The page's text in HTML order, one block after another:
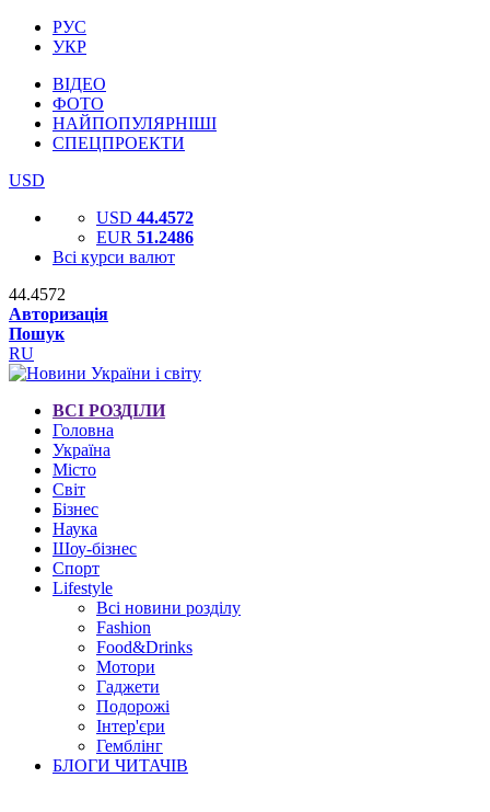
РУС
УКР
ВІДЕО
ФОТО
НАЙПОПУЛЯРНІШІ
СПЕЦПРОЕКТИ
USD
USD 44.4572
EUR 51.2486
Всі курси валют
44.4572
Авторизація
Пошук
RU
ВСІ РОЗДІЛИ
Головна
Україна
Місто
Світ
Бізнес
Наука
Шоу-бізнес
Спорт
Lifestyle
Всі новини розділу
Fashion
Food&Drinks
Мотори
Гаджети
Подорожі
Інтер'єри
Гемблінг
БЛОГИ ЧИТАЧІВ